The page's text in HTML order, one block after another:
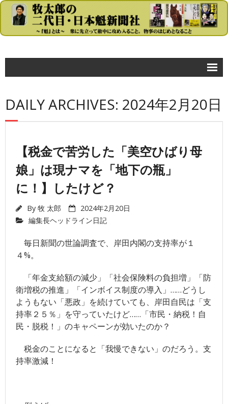
- 牧太郎の大きな声では言えないが…
- 首相官邸
- 自民党
- 民主党
- 公明党
- 日本共産党
競馬
- 競馬情報のJRA-VAN
- 競馬＠nifty
その他
- 毎日新聞
- サンデー毎日
DAILY ARCHIVES: 2024年2月20日
【税金で苦労した「美空ひばり母
娘」は現ナマを「地下の瓶」
に！】したけど？
By 牧 太郎
2024年2月20日
編集長ヘッドライン日記
毎日新聞の世論調査で、岸田内閣の支持率が１
４%。
「年金支給額の減少」「社会保険料の負担増」「防
衛増税の推進」「インボイス制度の導入」……どうし
ようもない「悪政」を続けていても、岸田自民は「支
持率２５％」を守っていたけど……「市民・納税！自
民・脱税！」のキャペーンが効いたのか？
税金のことになると「我慢できない」のだろう。支
持率激減！